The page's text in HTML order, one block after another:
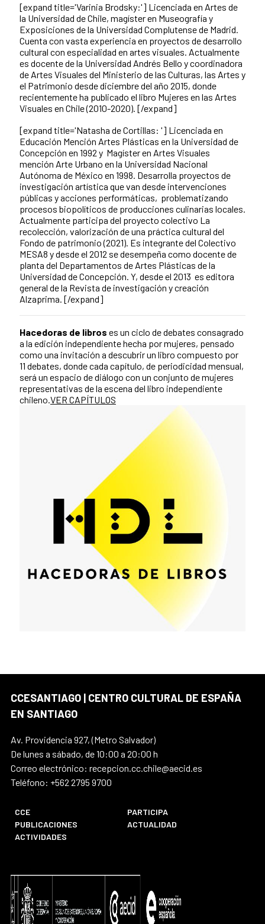
[expand title='Varinia Brodsky:'] Licenciada en Artes de
la Universidad de Chile, magíster en Museografía y
Exposiciones de la Universidad Complutense de Madrid.
Cuenta con vasta experiencia en proyectos de desarrollo
cultural con especialidad en artes visuales. Actualmente
es docente de la Universidad Andrés Bello y coordinadora
de Artes Visuales del Ministerio de las Culturas, las Artes y
el Patrimonio desde diciembre del año 2015, donde
recientemente ha publicado el libro Mujeres en las Artes
Visuales en Chile (2010-2020). [/expand]
[expand title='Natasha de Cortillas: '] Licenciada en
Educación Mención Artes Plásticas en la Universidad de
Concepción en 1992 y Magíster en Artes Visuales
mención Arte Urbano en la Universidad Nacional
Autónoma de México en 1998. Desarrolla proyectos de
investigación artística que van desde ­intervenciones
públicas y acciones performáticas, problematizando
procesos biopolíticos de producciones culinarias locales.
Actualmente participa del proyecto colectivo La
recolección, valorización de una práctica cultural del
Fondo de patrimonio (2021). Es integrante del Colectivo
MESA8 y desde el 2012 se desempeña como docente de
planta del Departamentos de Artes Plásticas de la
Universidad de Concepción. Y, desde el 2013 es editora
general de la Revista de investigación y creación
Alzaprima. [/expand]
Hacedoras de libros es un ciclo de debates consagrado
a la edición independiente hecha por mujeres, pensado
como una invitación a descubrir un libro compuesto por
11 debates, donde cada capítulo, de periodicidad mensual,
será un espacio de diálogo con un conjunto de mujeres
representativas de la escena del libro independiente
chileno. VER CAPÍTULOS
CCESANTIAGO | CENTRO CULTURAL DE ESPAÑA
EN SANTIAGO
Av. Providencia 927, (Metro Salvador)
De lunes a sábado, de 10:00 a 20:00 h
Correo electrónico: recepcion.cc.chile@aecid.es
Teléfono: +562 2795 9700
CCE
PARTICIPA
PUBLICACIONES
ACTUALIDAD
ACTIVIDADES